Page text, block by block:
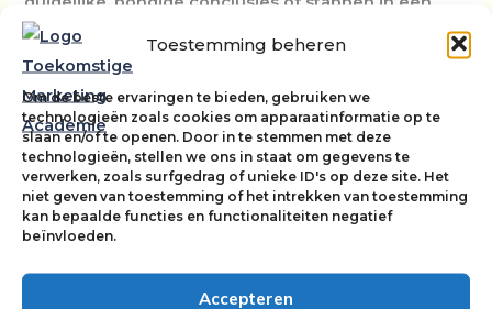
Toestemming beheren
Om de beste ervaringen te bieden, gebruiken we
technologieën zoals cookies om apparaatinformatie op te
slaan en/of te openen. Door in te stemmen met deze
technologieën, stellen we ons in staat om gegevens te
verwerken, zoals surfgedrag of unieke ID's op deze site. Het
niet geven van toestemming of het intrekken van toestemming
kan bepaalde functies en functionaliteiten negatief
beïnvloeden.
Accepteren
proces.
FAQPage schema integreren:
voor AEO, is het een onmisbaar formaat voor het
aanleveren van directe antwoorden aan AI-
systemen.
To learn more about Generative Engine
the GEO fundamentals.